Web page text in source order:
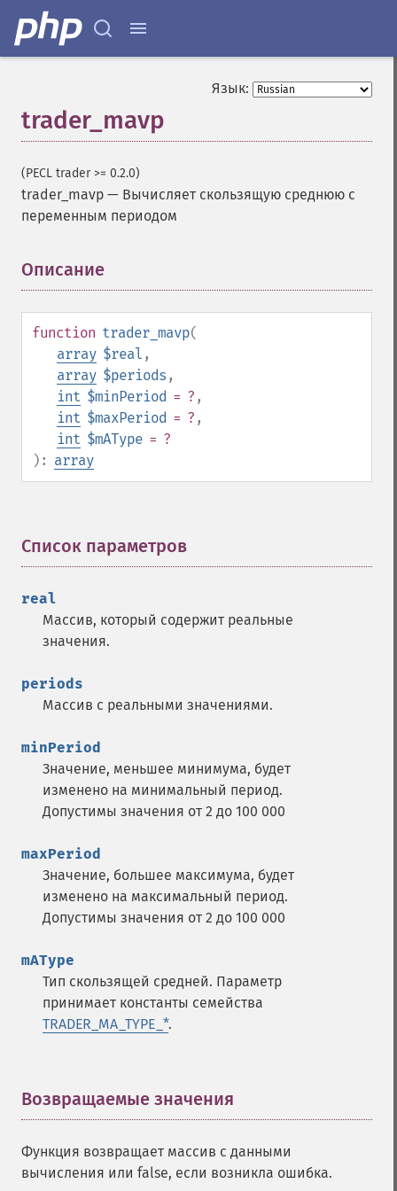
Язык:
trader_mavp
(PECL trader >= 0.2.0)
trader_mavp — Вычисляет скользящую среднюю с
переменным периодом
Описание
function trader_mavp(
array $real ,
array $periods ,
int $minPeriod = ? ,
int $maxPeriod = ? ,
int $mAType = ?
): array
Список параметров
real
Массив, который содержит реальные
значения.
periods
Массив с реальными значениями.
minPeriod
Значение, меньшее минимума, будет
изменено на минимальный период.
Допустимы значения от 2 до 100 000
maxPeriod
Значение, большее максимума, будет
изменено на максимальный период.
Допустимы значения от 2 до 100 000
mAType
Тип скользящей средней. Параметр
принимает константы семейства
TRADER_MA_TYPE_*.
Возвращаемые значения
Функция возвращает массив с данными
вычисления или false, если возникла ошибка.
Функции Trader
trader_​acos
trader_​ad
trader_​add
trader_​adxr
trader_​aroonosc
trader_​asin